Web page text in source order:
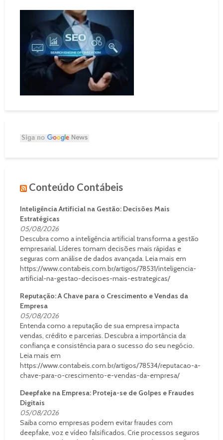
Conteúdo Contábeis
Inteligência Artificial na Gestão: Decisões Mais
Estratégicas
05/08/2026
Descubra como a inteligência artificial transforma a gestão
empresarial. Líderes tomam decisões mais rápidas e
seguras com análise de dados avançada. Leia mais em
https://www.contabeis.com.br/artigos/78531/inteligencia-
artificial-na-gestao-decisoes-mais-estrategicas/
Reputação: A Chave para o Crescimento e Vendas da
Empresa
05/08/2026
Entenda como a reputação de sua empresa impacta
vendas, crédito e parcerias. Descubra a importância da
confiança e consistência para o sucesso do seu negócio.
Leia mais em
https://www.contabeis.com.br/artigos/78534/reputacao-a-
chave-para-o-crescimento-e-vendas-da-empresa/
Deepfake na Empresa: Proteja-se de Golpes e Fraudes
Digitais
05/08/2026
Saiba como empresas podem evitar fraudes com
deepfake, voz e vídeo falsificados. Crie processos seguros